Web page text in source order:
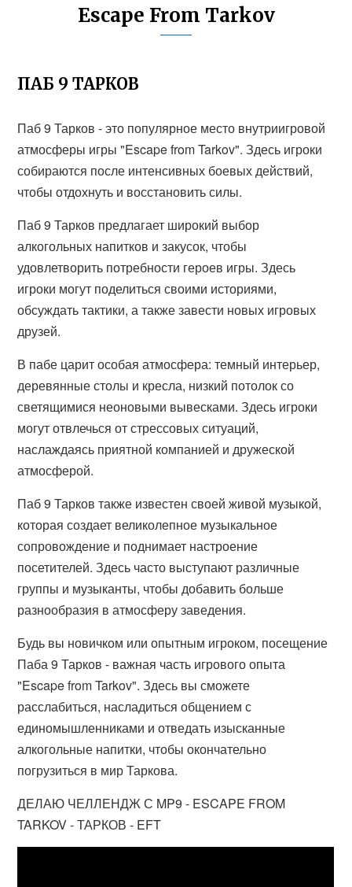
Escape From Tarkov
ПАБ 9 ТАРКОВ
Паб 9 Тарков - это популярное место внутриигровой
атмосферы игры "Escape from Tarkov". Здесь игроки
собираются после интенсивных боевых действий,
чтобы отдохнуть и восстановить силы.
Паб 9 Тарков предлагает широкий выбор
алкогольных напитков и закусок, чтобы
удовлетворить потребности героев игры. Здесь
игроки могут поделиться своими историями,
обсуждать тактики, а также завести новых игровых
друзей.
В пабе царит особая атмосфера: темный интерьер,
деревянные столы и кресла, низкий потолок со
светящимися неоновыми вывесками. Здесь игроки
могут отвлечься от стрессовых ситуаций,
наслаждаясь приятной компанией и дружеской
атмосферой.
Паб 9 Тарков также известен своей живой музыкой,
которая создает великолепное музыкальное
сопровождение и поднимает настроение
посетителей. Здесь часто выступают различные
группы и музыканты, чтобы добавить больше
разнообразия в атмосферу заведения.
Будь вы новичком или опытным игроком, посещение
Паба 9 Тарков - важная часть игрового опыта
"Escape from Tarkov". Здесь вы сможете
расслабиться, насладиться общением с
единомышленниками и отведать изысканные
алкогольные напитки, чтобы окончательно
погрузиться в мир Таркова.
ДЕЛАЮ ЧЕЛЛЕНДЖ С MP9 - ESCAPE FROM
TARKOV - ТАРКОВ - EFT